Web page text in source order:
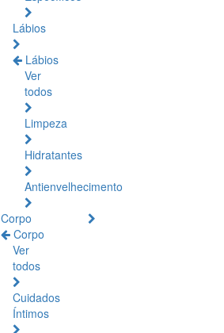
Lábios
Lábios
Ver
todos
Limpeza
Hidratantes
Antienvelhecimento
Corpo
Corpo
Ver
todos
Cuidados
Íntimos